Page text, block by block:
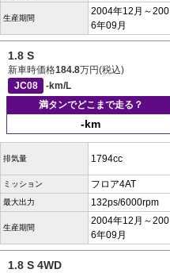
生産期間
2004年12月～200
6年09月
1.8 S
新車時価格184.8万円(税込)
JC08
-km/L
満タンでどこまで走る？
-km
排気量 1794cc
ミッション フロア4AT
最大出力 132ps/6000rpm
生産期間
2004年12月～200
6年09月
1.8 S 4WD